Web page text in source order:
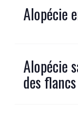
Alopécie
Alopécie
des flancs